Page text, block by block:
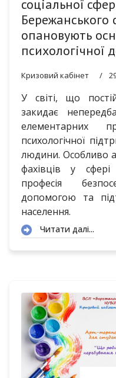
соціальної
опановують
психологічної
Кризовий кабінет
У світі, що
закидає
елементарних
психологічної
людини. Особливо
фахівців у
професія
допомогою та
населення.
Читати далі...